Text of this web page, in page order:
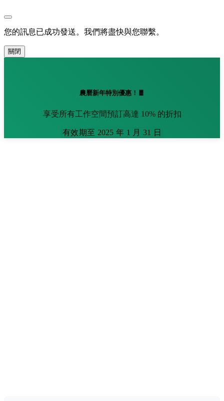
您的訊息已成功發送。我們將盡快與您聯繫。
關閉
農曆新年特別優惠！🧧
享受所有工作空間預訂高達 10% 的折扣
有效期至 2025 年 1 月 31 日